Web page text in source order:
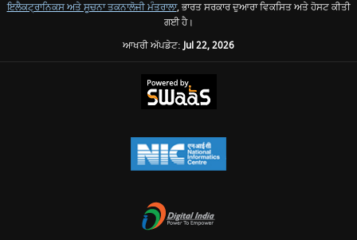
ਇਲੈਕਟ੍ਰਾਨਿਕਸ ਅਤੇ ਸੂਚਨਾ ਤਕਨਾਲੋਜੀ ਮੰਤਰਾਲਾ, ਭਾਰਤ ਸਰਕਾਰ ਦੁਆਰਾ ਵਿਕਸਿਤ ਅਤੇ ਹੋਸਟ ਕੀਤੀ
ਗਈ ਹੈ।
ਆਖਰੀ ਅੱਪਡੇਟ:Jul 22, 2026